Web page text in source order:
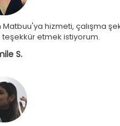
hizmeti, çalışma
teşekkür etmek istiyorum.
S.